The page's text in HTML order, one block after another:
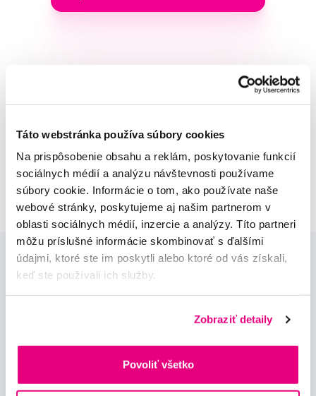
Táto webstránka používa súbory cookies
Na prispôsobenie obsahu a reklám, poskytovanie funkcií
sociálnych médií a analýzu návštevnosti používame
súbory cookie. Informácie o tom, ako používate naše
webové stránky, poskytujeme aj našim partnerom v
oblasti sociálnych médií, inzercie a analýzy. Títo partneri
môžu príslušné informácie skombinovať s ďalšími
údajmi, ktoré ste im poskytli alebo ktoré od vás získali,
keď ste používali ich služby.
Zobraziť detaily
Povoliť všetko
Lucie Vokůrková
odborná konzultácia dentálnej
starostlivosti
Odebírat